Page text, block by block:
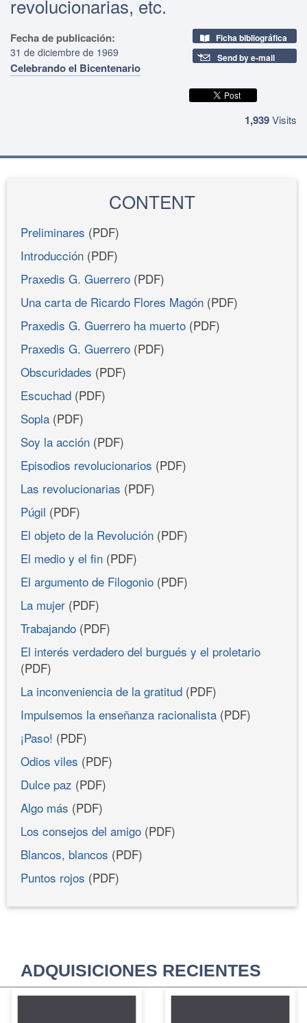
revolucionarias, etc.
Fecha de publicación:
31 de diciembre de 1969
Celebrando el Bicentenario
Ficha bibliográfica
Send by e-mail
1,939Visits
CONTENT
Preliminares (PDF)
Introducción (PDF)
Praxedis G. Guerrero (PDF)
Una carta de Ricardo Flores Magón (PDF)
Praxedis G. Guerrero ha muerto (PDF)
Praxedis G. Guerrero (PDF)
Obscuridades (PDF)
Escuchad (PDF)
Sopla (PDF)
Soy la acción (PDF)
Episodios revolucionarios (PDF)
Las revolucionarias (PDF)
Púgil (PDF)
El objeto de la Revolución (PDF)
El medio y el fin (PDF)
El argumento de Filogonio (PDF)
La mujer (PDF)
Trabajando (PDF)
El interés verdadero del burgués y el proletario
(PDF)
La inconveniencia de la gratitud (PDF)
Impulsemos la enseñanza racionalista (PDF)
¡Paso! (PDF)
Odios viles (PDF)
Dulce paz (PDF)
Algo más (PDF)
Los consejos del amigo (PDF)
Blancos, blancos (PDF)
Puntos rojos (PDF)
ADQUISICIONES RECIENTES